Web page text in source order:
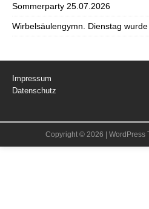
Sommerparty 25.07.2026
Wirbelsäulengymn. Dienstag
Impressum
Datenschutz
Copyright © 2026 | WordPress